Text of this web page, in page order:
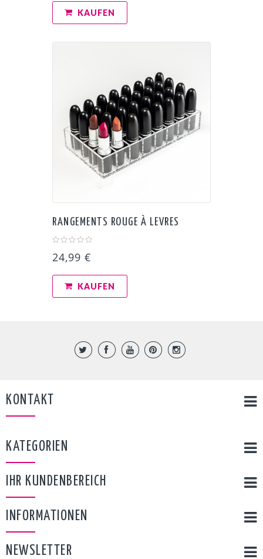
KAUFEN
RANGEMENTS ROUGE À LEVRES
24,99 €
KAUFEN
KONTAKT
KATEGORIEN
IHR KUNDENBEREICH
INFORMATIONEN
NEWSLETTER